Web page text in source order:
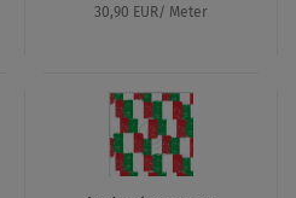
30,90 EUR/ Meter